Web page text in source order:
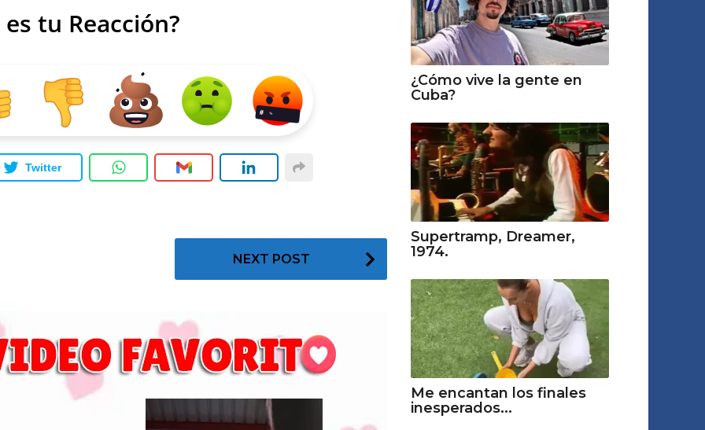
tu Reacción?
Twitter
NEXT POST
¿Cómo vive la gente en
Cuba?
Supertramp, Dreamer,
1974.
Me encantan los finales
inesperados...